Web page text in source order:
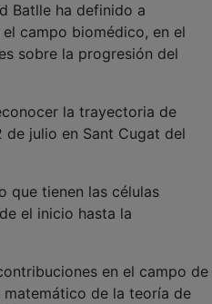
Batlle ha definido a
campo biomédico, en el
sobre la progresión del
la trayectoria de
julio en Sant Cugat del
que tienen las células
el inicio hasta la
en el campo de
de la teoría de